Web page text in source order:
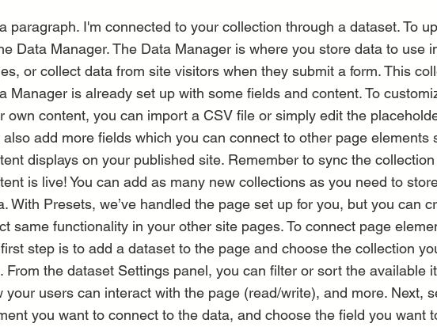
paragraph. I'm connected to your collection through a dataset. To
Data Manager. The Data Manager is where you store data to use
or collect data from site visitors when they submit a form. This
Manager is already set up with some fields and content. To
own content, you can import a CSV file or simply edit the
also add more fields which you can connect to other page elements
displays on your published site. Remember to sync the
is live! You can add as many new collections as you need to
With Presets, we’ve handled the page set up for you, but you can
same functionality in your other site pages. To connect page
step is to add a dataset to the page and choose the collection
From the dataset Settings panel, you can filter or sort the available
your users can interact with the page (read/write), and more. Next,
you want to connect to the data, and choose the field you want